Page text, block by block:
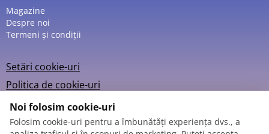
Magazine
Despre noi
Termeni și condiții
Setări cookie-uri
Politica de cookie-uri
Noi folosim cookie-uri
Folosim cookie-uri pentru a îmbunătăți experiența dvs., a